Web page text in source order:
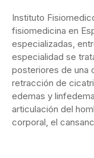
Instituto
fisiomedicina en
especializadas,
especialidad se
posteriores de una
retracción de
edemas y
articulación del
corporal, el